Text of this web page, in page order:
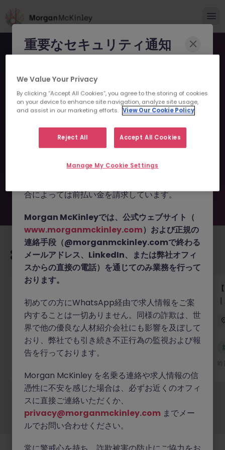
申し訳ございません。こちら
の求人の掲載は終了しまし
た。
あなたにおすすめの求人
ケター／テクニカルライター（バイリンガル優遇・派
遣）
東京 有期雇用 時給 3000円～3500円
新着
もっと見る
採用企業様新着求人最新トピックス当社について 法務クッキーの設定
重要なセキュリティ通知
になりすまし、求職者を詐欺に巻き込もうとする
事例が報告されています。
偽のウェブサイトやドメイ
（例： morganmckinleyjob.com、
morganmckinleyhire.com
）を使用し、虚偽の
で、WhatsApp などのメッセージアプリを通じ
合によっては前払い金を請求しています。
Morgan McKinleyでは、公式ウェブサイト（
www.morganmckinley.com）および正規の
連絡手段（@morganmckinley.comで終わる
メールアドレス、LinkedIn、または弊社オフィ
スからの直接の電話）を通じてのみ業務を行って
おります。
初めての方にWhatsApp経由で求人情報をご案
内することは一切ありません。同様の詐欺は、世
界で他の優良な人材紹介会社にも影響を及ぼして
おり、弊社でも引き続き不正行為の監視および報
告を行っております。
Morgan McKinley を名乗る連絡や求人情報の信
憑性に不安を感じた場合は、必ずお近くのオフィ
スに直接ご連絡いただくか、
privacy@morganmckinley.com までメー
ルでお問い合わせください。
We Value Your Privacy
By clicking “Accept All Cookies”, you agree to the storing of cookies
on your device to enhance site navigation, analyze site usage,
and assist in our marketing efforts. View Our Cookie Policy
Reject All Accept All Cookies
Manage My Cookie Settings